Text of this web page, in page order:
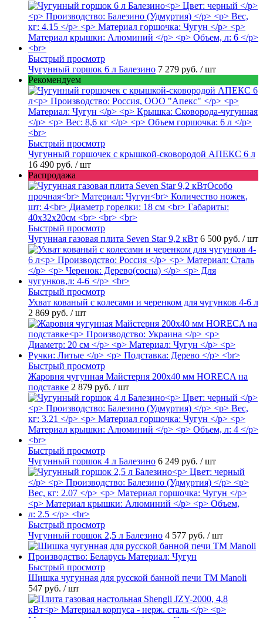
Быстрый просмотр
Чугунный горшок 6 л Балезино 7 279 руб. / шт
Рекомендуем
Быстрый просмотр
Чугунный горшочек с крышкой-сковородой АПЕКС 6 л
16 490 руб. / шт
Распродажа
Быстрый просмотр
Чугунная газовая плита Seven Star 9,2 кВт 6 500 руб. / шт
Быстрый просмотр
Ухват кованый с колесами и черенком для чугунков 4-6 л
2 869 руб. / шт
Быстрый просмотр
Жаровня чугунная Майстерня 200х40 мм HORECA на
подставке 2 879 руб. / шт
Быстрый просмотр
Чугунный горшок 4 л Балезино 6 249 руб. / шт
Быстрый просмотр
Чугунный горшок 2,5 л Балезино 4 577 руб. / шт
Быстрый просмотр
Шишка чугунная для русской банной печи ТМ Manoli
547 руб. / шт